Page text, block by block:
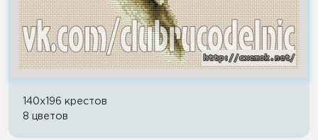
140x196 крестов
8 цветов